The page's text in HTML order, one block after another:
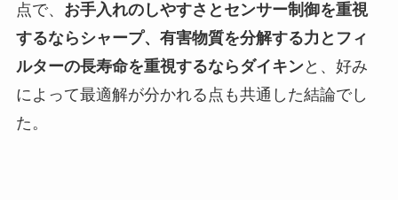
点で、 お手入れのしやすさとセンサー制御を重視
するならシャープ、有害物質を分解する力とフィ
ルターの長寿命を重視するならダイキンと、好み
によって最適解が分かれる点も共通した結論でし
た。